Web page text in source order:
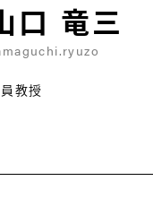
口 竜三
教授